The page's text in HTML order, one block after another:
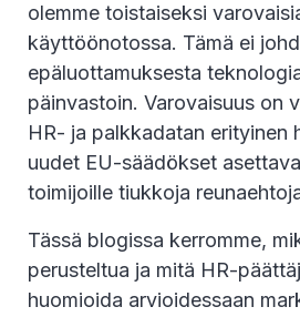
olemme toistaiseksi
käyttöönotossa. Tämä ei
epäluottamuksesta
päinvastoin. Varovaisuus on
HR- ja palkkadatan erityinen
uudet EU-säädökset
toimijoille tiukkoja
Tässä blogissa kerromme,
perusteltua ja mitä HR-
huomioida arvioidessaan